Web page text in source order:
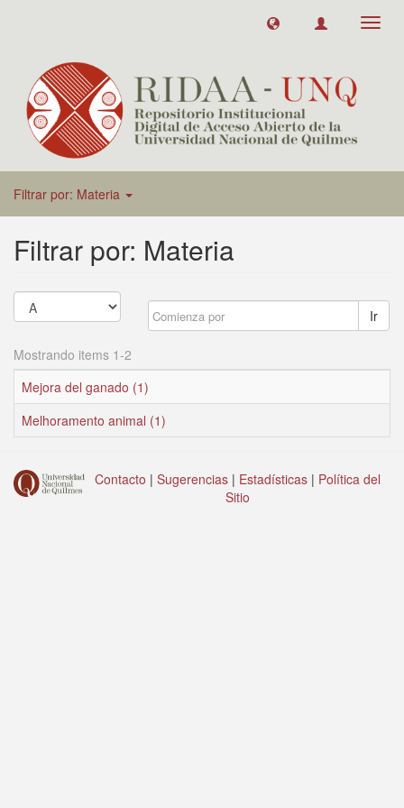
Filtrar por: Materia
Filtrar por: Materia
Ir
Mostrando items 1-2
Mejora del ganado (1)
Melhoramento animal (1)
Contacto | Sugerencias | Estadísticas | Política del
Sitio